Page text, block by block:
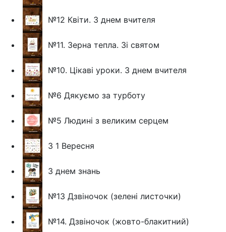
№12 Квіти. З днем вчителя
№11. Зерна тепла. Зі святом
№10. Цікаві уроки. З днем вчителя
№6 Дякуємо за турботу
№5 Людині з великим серцем
З 1 Вересня
З днем знань
№13 Дзвіночок (зелені листочки)
№14. Дзвіночок (жовто-блакитний)